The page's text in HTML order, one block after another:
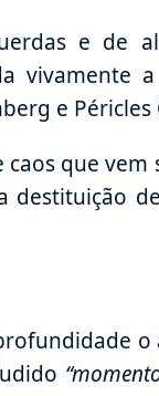
e de
e Péricles
que